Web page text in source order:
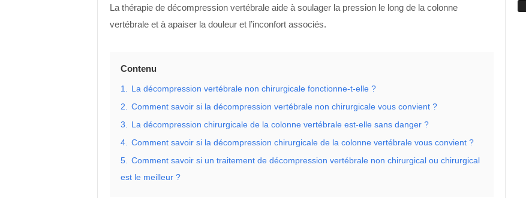
La thérapie de décompression vertébrale aide à soulager la pression le long de la colonne
vertébrale et à apaiser la douleur et l’inconfort associés.
Contenu
1. La décompression vertébrale non chirurgicale fonctionne-t-elle ?
2. Comment savoir si la décompression vertébrale non chirurgicale vous convient ?
3. La décompression chirurgicale de la colonne vertébrale est-elle sans danger ?
4. Comment savoir si la décompression chirurgicale de la colonne vertébrale vous convient ?
5. Comment savoir si un traitement de décompression vertébrale non chirurgical ou chirurgical
est le meilleur ?